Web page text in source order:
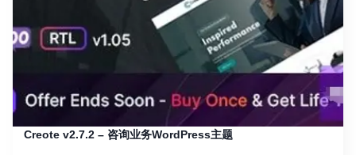
Creote v2.7.2 – 咨询业务WordPress主题